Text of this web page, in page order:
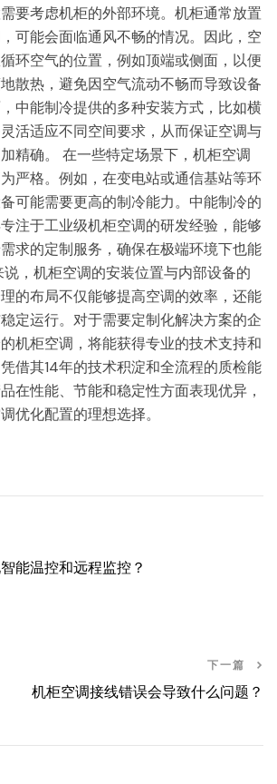
要考虑机柜的外部环境。机柜通常放置
可能会面临通风不畅的情况。因此，空
环空气的位置，例如顶端或侧面，以便
散热，避免因空气流动不畅而导致设备
中能制冷提供的多种安装方式，比如横
活适应不同空间要求，从而保证空调与
精确。 在一些特定场景下，机柜空调
严格。例如，在变电站或通信基站等环
可能需要更高的制冷能力。中能制冷的
注于工业级机柜空调的研发经验，能够
求的定制服务，确保在极端环境下也能
，机柜空调的安装位置与内部设备的
的布局不仅能够提高空调的效率，还能
定运行。对于需要定制化解决方案的企
机柜空调，将能获得专业的技术支持和
借其14年的技术积淀和全流程的质检能
在性能、节能和稳定性方面表现优异，
优化配置的理想选择。
能温控和远程监控？
下一篇
机柜空调接线错误会导致什么问题？